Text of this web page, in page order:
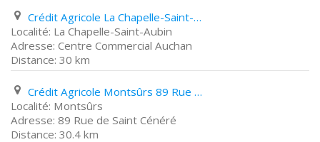
Crédit Agricole La Chapelle-Saint-Aubin Centre Commercial Auchan
La Chapelle-Saint-Aubin
Centre Commercial Auchan
30 km
Crédit Agricole Montsûrs 89 Rue de Saint Cénéré
Montsûrs
89 Rue de Saint Cénéré
30.4 km